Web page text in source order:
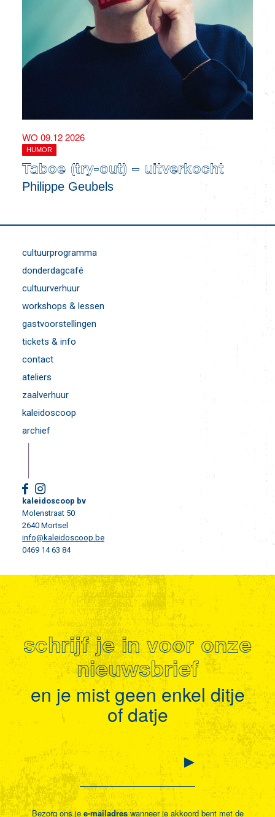
WO 09.12 2026
HUMOR
Taboe (try-out) – uitverkocht
Philippe Geubels
cultuurprogramma
donderdagcafé
cultuurverhuur
workshops & lessen
gastvoorstellingen
tickets & info
contact
ateliers
zaalverhuur
kaleidoscoop
archief
kaleidoscoop bv
Molenstraat 50
2640 Mortsel
info@kaleidoscoop.be
0469 14 63 84
schrijf je in voor onze
nieuwsbrief
en je mist geen enkel ditje
of datje
Bezorg ons je e-mailadreswanneer je akkoord bent met de